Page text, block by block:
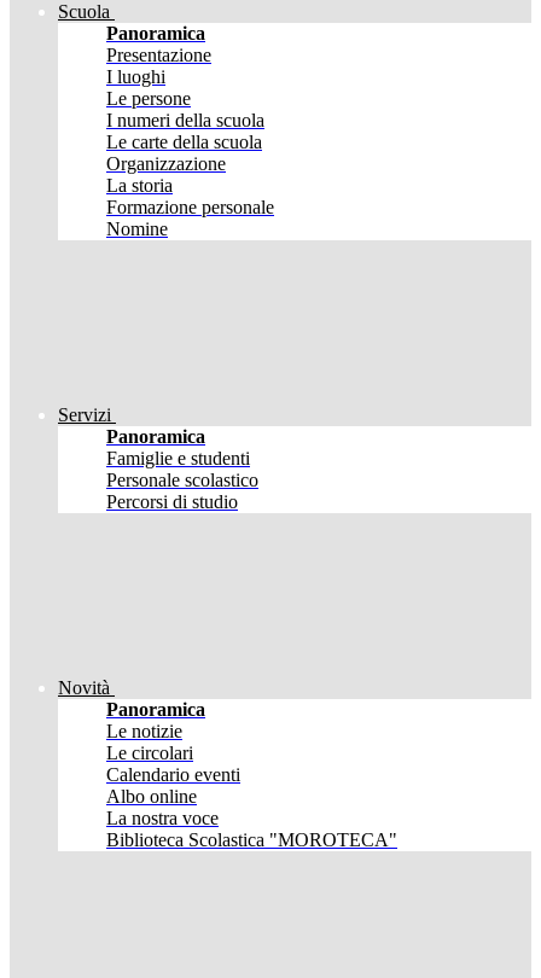
Scuola
Panoramica
Presentazione
I luoghi
Le persone
I numeri della scuola
Le carte della scuola
Organizzazione
La storia
Formazione personale
Nomine
Servizi
Panoramica
Famiglie e studenti
Personale scolastico
Percorsi di studio
Novità
Panoramica
Le notizie
Le circolari
Calendario eventi
Albo online
La nostra voce
Biblioteca Scolastica "MOROTECA"